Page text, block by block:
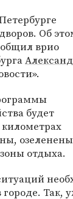
Об
врио
будет
озеленены
отдыха.
Так,